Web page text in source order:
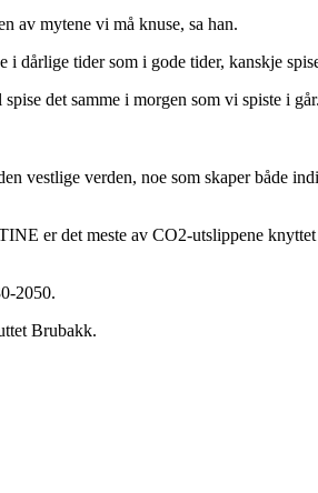
av mytene vi må knuse, sa han.
tider som i gode tider, kanskje
det samme i morgen som vi spiste i
vestlige verden, noe som skaper både
er det meste av CO2-utslippene
2050.
Brubakk.